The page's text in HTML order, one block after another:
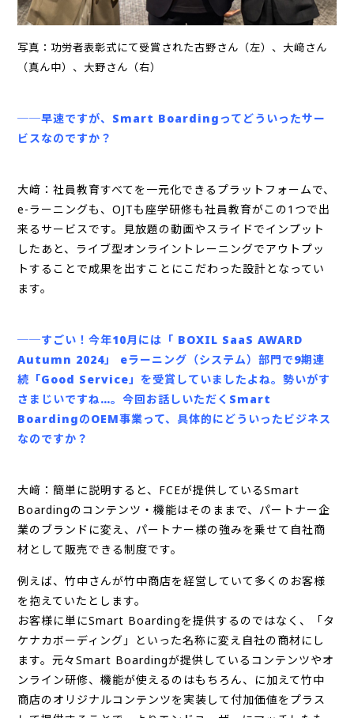
写真：功労者表彰式にて受賞された古野さん（左）、大﨑さん
（真ん中）、大野さん（右）
──早速ですが、Smart Boardingってどういったサー
ビスなのですか？
大﨑：社員教育すべてを一元化できる​プラットフォームで、
e-ラーニングも、OJTも座学研修も社員教育がこの1つで出
来るサービスです。見放題の動画やスライドでインプット
したあと、ライブ型オンライントレーニングでアウトプッ
トすることで​成果を出すことにこだわった設計となってい
ます。
──すごい！今年10月には「 BOXIL SaaS AWARD
Autumn 2024」 eラーニング（システム）部門で9期連
続「Good Service」を受賞していましたよね。勢いがす
さまじいですね…。今回お話しいただくSmart
BoardingのOEM事業って、具体的にどういったビジネス
なのですか？
大﨑：簡単に説明すると、FCEが提供しているSmart
Boardingのコンテンツ・機能はそのままで、パートナー企
業のブランドに変え、パートナー様の強みを乗せて自社商
材として販売できる制度です。
例えば、竹中さんが竹中商店を経営していて多くのお客様
を抱えていたとします。
お客様に単にSmart Boardingを提供するのではなく、「タ
ケナカボーディング」といった名称に変え自社の商材にし
ます。元々Smart Boardingが提供しているコンテンツやオ
ンライン研修、機能が使えるのはもちろん、に加えて竹中
商店のオリジナルコンテンツを実装して付加価値をプラス